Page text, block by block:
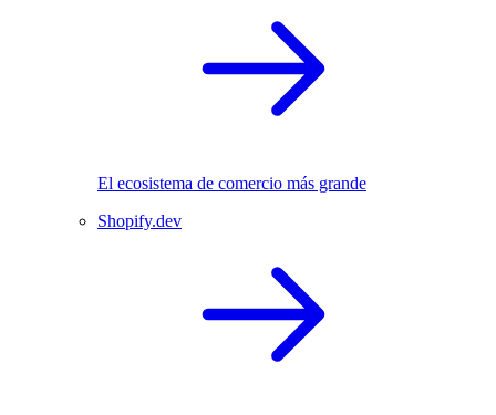
El ecosistema de comercio más grande
Shopify.dev